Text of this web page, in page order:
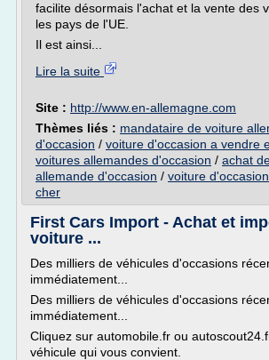
facilite désormais l'achat et la vente des
les pays de l'UE.
Il est ainsi...
Lire la suite
Site : http://www.en-allemagne.com
Thèmes liés : mandataire de voiture
d'occasion / voiture d'occasion a vendre
voitures allemandes d'occasion / achat
allemande d'occasion / voiture
cher
First Cars Import - Achat et
voiture ...
Des milliers de véhicules d'occasions
immédiatement...
Des milliers de véhicules d'occasions
immédiatement...
Cliquez sur automobile.fr ou
véhicule qui vous convient.